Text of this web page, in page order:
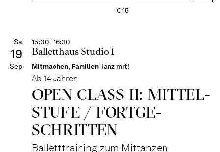
€15
Sa
19
Sep
15:00 - 16:30
Balletthaus Studio 1
Mitmachen, FamilienTanz mit!
Ab 14 Jahren
OPEN CLASS II: MITTEL­
STUFE / FORT­GE­
SCHRITTEN
Balletttraining zum Mittanzen